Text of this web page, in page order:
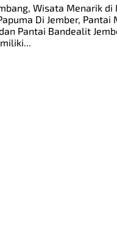
Wisata Menarik di
Di Jember, Pantai
Pantai Bandealit